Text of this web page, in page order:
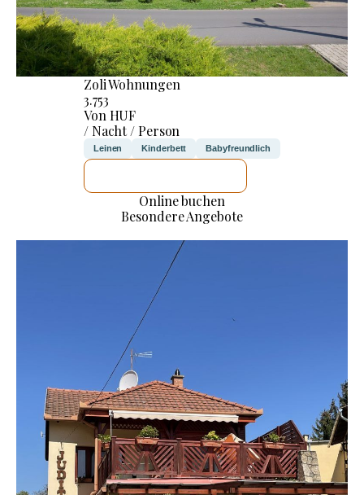
Zoli Wohnungen
3.753
Von HUF
/ Nacht / Person
Leinen Kinderbett Babyfreundlich
Online buchen
Besondere Angebote